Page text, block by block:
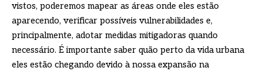
vistos, poderemos mapear as áreas onde eles estão
aparecendo, verificar possíveis vulnerabilidades e,
principalmente, adotar medidas mitigadoras quando
necessário. É importante saber quão perto da vida urbana
eles estão chegando devido à nossa expansão na